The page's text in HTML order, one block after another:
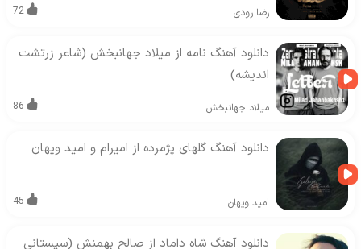
رضا رودی 72
دانلود آهنگ نامه از میلاد جهانبخش (شاعر زرتشت
اندیشه)
میلاد جهانبخش 86
دانلود آهنگ گلهای پژمرده از امیرام و امید ویهان
امید ویهان 45
دانلود آهنگ شاه داماد از صالح بهمنش (سیستانی